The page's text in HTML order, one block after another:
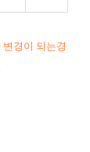
경이 되는경